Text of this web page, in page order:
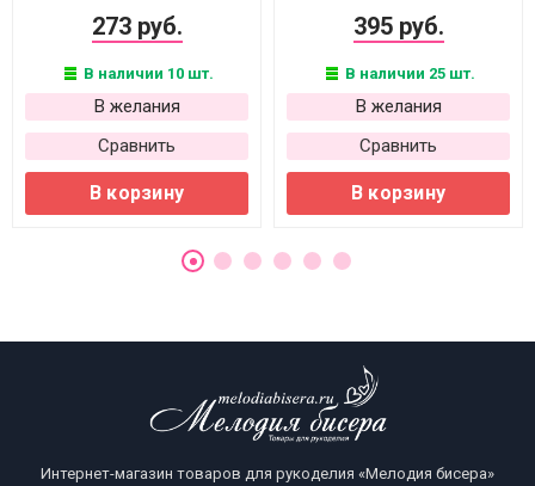
273 руб.
В наличии 10 шт.
В желания
Сравнить
В корзину
395 руб.
В наличии 25 шт.
В желания
Сравнить
В корзину
Интернет-магазин товаров для рукоделия «Мелодия бисера»